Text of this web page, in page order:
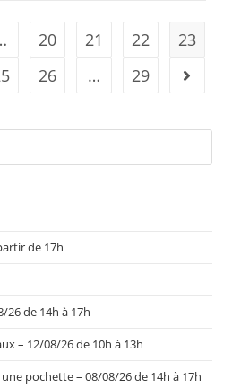
20 21 22
23
26 … 29
de 17h
26 de 14h à 17h
– 12/08/26 de 10h à 13h
pochette – 08/08/26 de 14h à 17h